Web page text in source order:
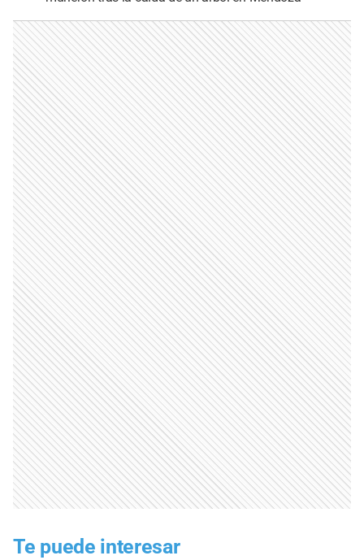
Te puede interesar